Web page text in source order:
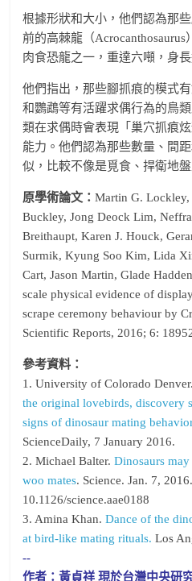
根據形狀和大小，他們認為那
前的高棘龍（
肉食恐龍之一，重達六噸，身長
他們指出，那些腳抓痕的模式
和鸚鵡等有活躍求偶行為的鳥
類在求偶時會表現「巢穴抓痕
能力。他們認為那些數量、間
似，比較不像是覓食、捍衛地
原學術論文：Martin G. Lockley,
Buckley, Jong Deock Lim,
Breithaupt, Karen J. Houck,
Surmik, Kyung Soo Kim, Lida
Cart, Jason Martin, Glade
scale physical evidence of
scrape ceremony behaviour by
Scientific Reports, 2016; 6:
參考資料：
1. University of Colorado
the original lovebirds, discovery
signs of dinosaur mating
ScienceDaily, 7 January 2016.
2. Michael Balter. Dinosaurs
woo mates. Science. Jan. 7,
10.1126/science.aae0188
3. Amina Khan.Dance of the
at bird-like mating rituals. Los
--
作者：黃貞祥 現於台灣中央研